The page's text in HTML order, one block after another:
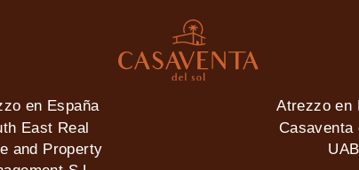
en España
East Real
and Property
Atrezzo en
Casaventa
UAB